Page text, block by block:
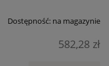
Dostępność: na magazynie
582,28 zł